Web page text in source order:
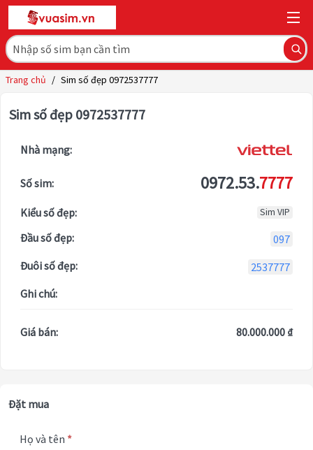
Trang chủ / Sim số đẹp 0972537777
Sim số đẹp 0972537777
Nhà mạng:
Số sim: 0972.53.7777
Kiểu số đẹp: Sim VIP
Đầu số đẹp:
097
Đuôi số đẹp:
2537777
Ghi chú:
Giá bán: 80.000.000 ₫
Đặt mua
Họ và tên *